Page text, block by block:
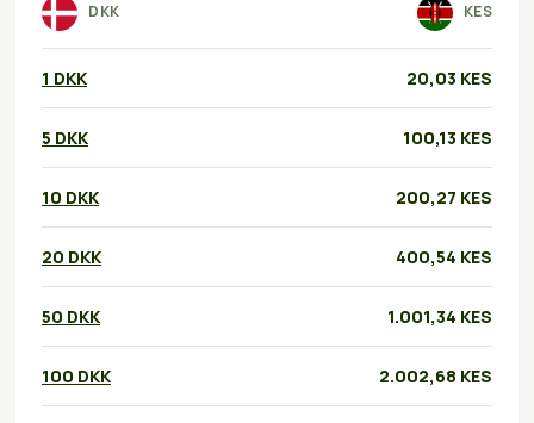
DKK KES
1 DKK 20,03 KES
5 DKK 100,13 KES
10 DKK 200,27 KES
20 DKK 400,54 KES
50 DKK 1.001,34 KES
100 DKK 2.002,68 KES